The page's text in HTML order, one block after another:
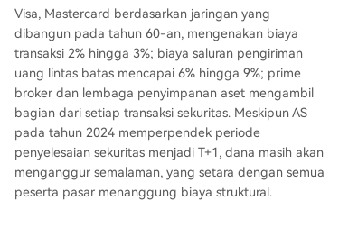
Visa, Mastercard berdasarkan jaringan yang
dibangun pada tahun 60-an, mengenakan biaya
transaksi 2% hingga 3%; biaya saluran pengiriman
uang lintas batas mencapai 6% hingga 9%; prime
broker dan lembaga penyimpanan aset mengambil
bagian dari setiap transaksi sekuritas. Meskipun AS
pada tahun 2024 memperpendek periode
penyelesaian sekuritas menjadi T+1, dana masih akan
menganggur semalaman, yang setara dengan semua
peserta pasar menanggung biaya struktural.